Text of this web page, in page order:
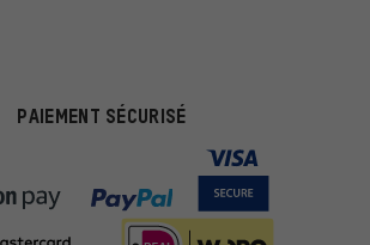
PAIEMENT SÉCURISÉ